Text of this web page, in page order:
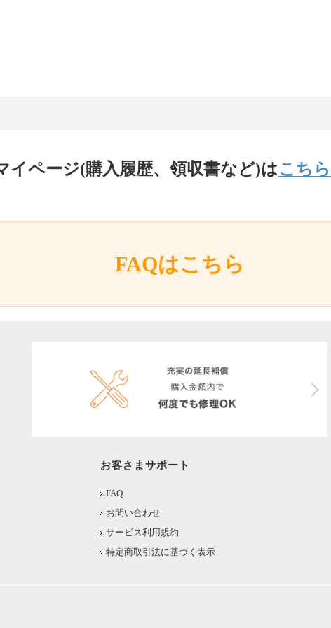
イページ(購入履歴、領収書など)はこちら
FAQはこちら
お客さまサポート
FAQ
お問い合わせ
サービス利用規約
特定商取引法に基づく表示